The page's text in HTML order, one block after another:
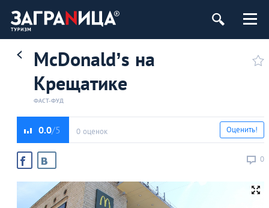
McDonald’s на
Крещатике
ФАСТ-ФУД
0.0 0 оценок
0
Оценить!